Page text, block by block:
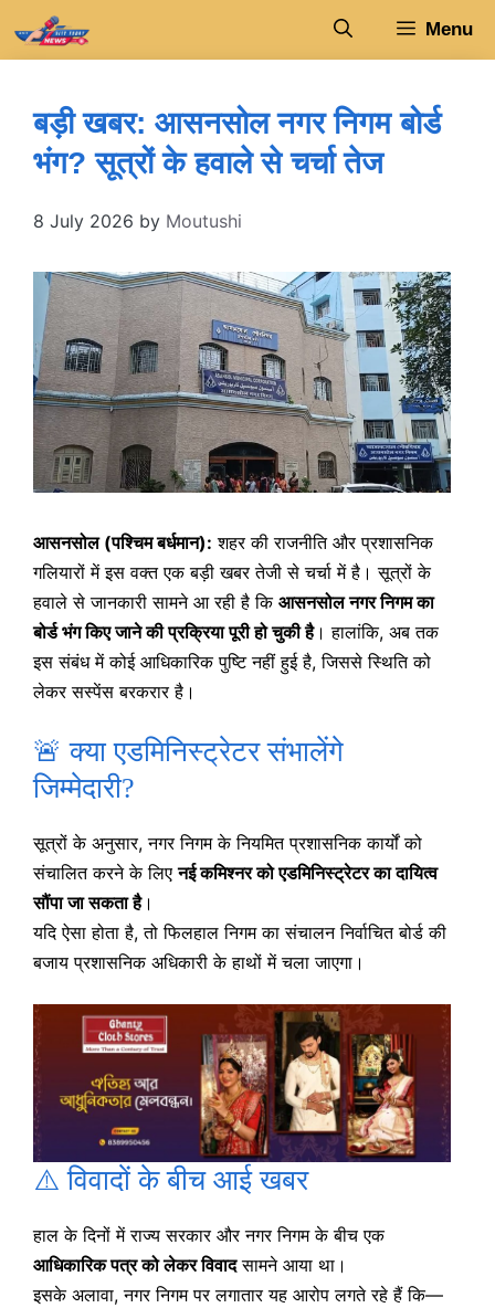
Menu
बड़ी खबर: आसनसोल नगर निगम बोर्ड
भंग? सूत्रों के हवाले से चर्चा तेज
8 July 2026 by Moutushi
आसनसोल (पश्चिम बर्धमान): शहर की राजनीति और प्रशासनिक
गलियारों में इस वक्त एक बड़ी खबर तेजी से चर्चा में है। सूत्रों के
हवाले से जानकारी सामने आ रही है कि आसनसोल नगर निगम का
बोर्ड भंग किए जाने की प्रक्रिया पूरी हो चुकी है। हालांकि, अब तक
इस संबंध में कोई आधिकारिक पुष्टि नहीं हुई है, जिससे स्थिति को
लेकर सस्पेंस बरकरार है।
🚨 क्या एडमिनिस्ट्रेटर संभालेंगे
जिम्मेदारी?
सूत्रों के अनुसार, नगर निगम के नियमित प्रशासनिक कार्यों को
संचालित करने के लिएनई कमिश्नर को एडमिनिस्ट्रेटर का दायित्व
सौंपा जा सकता है।
यदि ऐसा होता है, तो फिलहाल निगम का संचालन निर्वाचित बोर्ड की
बजाय प्रशासनिक अधिकारी के हाथों में चला जाएगा।
⚠️ विवादों के बीच आई खबर
हाल के दिनों में राज्य सरकार और नगर निगम के बीच एक
आधिकारिक पत्र को लेकर विवादसामने आया था।
इसके अलावा, नगर निगम पर लगातार यह आरोप लगते रहे हैं कि—